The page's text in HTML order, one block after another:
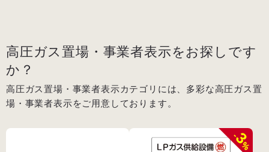
高圧ガス置場・事業者表示をお探しです
か？
高圧ガス置場・事業者表示カテゴリには、多彩な高圧ガス置
場・事業者表示をご用意しております。
-
3
%